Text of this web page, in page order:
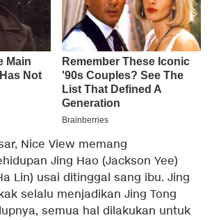
Nice View memang
Jing Hao (Jackson Yee)
Lin) usai ditinggal sang ibu. Jing
selalu menjadikan Jing Tong
semua hal dilakukan untuk